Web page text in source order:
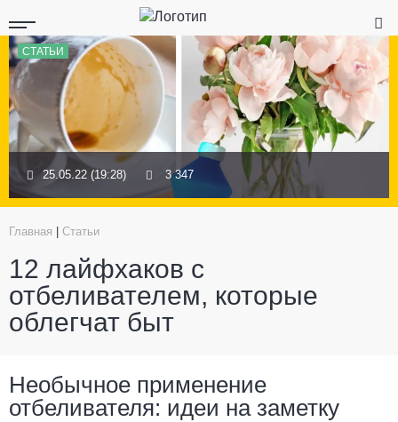
СТАТЬИ
25.05.22 (19:28) 3 347
Главная Статьи
12 лайфхаков с
отбеливателем, которые
облегчат быт
Необычное применение
отбеливателя: идеи на заметку